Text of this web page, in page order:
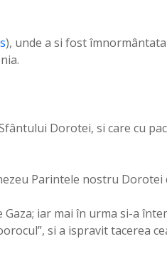
), unde a si fost
Dorotei, si care cu
Parintele nostru Dorotei
iar mai în urma si-a
si a ispravit tacerea